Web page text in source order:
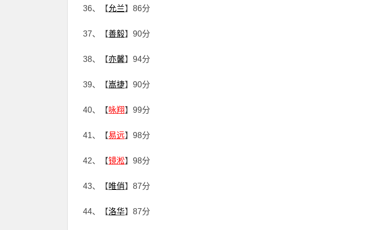
36、【允兰】86分
37、【善毅】90分
38、【亦馨】94分
39、【嵩捷】90分
40、【咏翔】99分
41、【易远】98分
42、【镜淞】98分
43、【唯俏】87分
44、【洛华】87分